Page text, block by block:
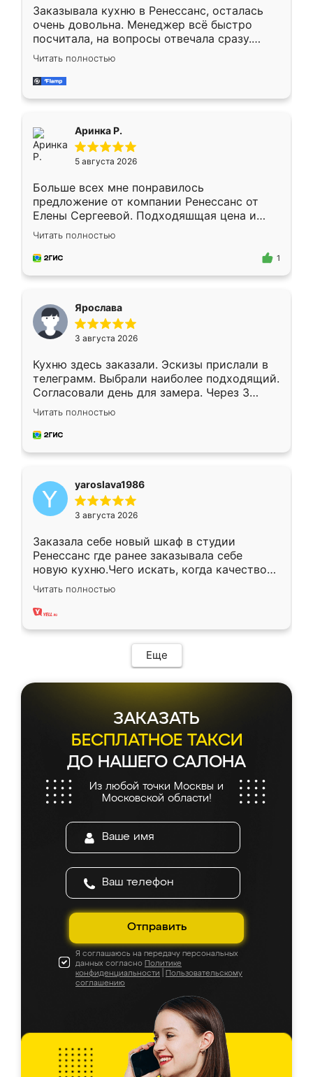
Заказывала кухню в Ренессанс, осталась
очень довольна. Менеджер всё быстро
посчитала, на вопросы отвечала сразу.
Замерщик приехал в субботу, подошёл к
делу со всей ответственностью. Собрали
за день, ребята работали аккуратно, даже
Читать полностью
Аринка Р.
5 августа 2026
Больше всех мне понравилось
предложение от компании Ренессанс от
Елены Сергеевой. Подходяшщая цена и
короткие сроки изготовления. Приехавший
для замера сотрудник Владислав
предложил по моему эскизу самый
Читать полностью
1
Ярослава
3 августа 2026
Кухню здесь заказали. Эскизы прислали в
телеграмм. Выбрали наиболее подходящий.
Согласовали день для замера. Через 3
недели кухня была уже готова. Остались
довольны работой. Спасибо Ренессанс
мебель за качественную работу!
Читать полностью
yaroslava1986
3 августа 2026
Заказала себе новый шкаф в студии
Ренессанс где ранее заказывала себе
новую кухню.Чего искать, когда качеством
вполне довольна. Служит кухня уже почти
два года, нареканий нет.
Читать полностью
Еще
ЗАКАЗАТЬ
БЕСПЛАТНОЕ ТАКСИ
ДО НАШЕГО САЛОНА
Из любой точки Москвы и
Московской области!
Отправить
Я соглашаюсь на передачу персональных
данных согласно Политике
конфиденциальности
Пользовательскому
соглашению